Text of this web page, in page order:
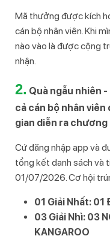
Mã thưởng được kích
cán bộ nhân viên. Khi
nào vào là được cộng
nhận.
2. Quà ngẫu nhiên
cả cán bộ nhân
gian diễn ra
Cứ đăng nhập app và
tổng kết danh sách và
01/07/2026. Cơ hội
01 Giải Nhất: 01
03 Giải Nhì: 03
KANGAROO